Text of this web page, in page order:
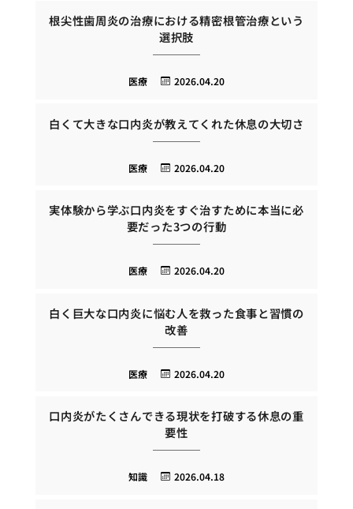
根尖性歯周炎の治療における精密根管治療という
選択肢
2026.04.20
医療
白くて大きな口内炎が教えてくれた休息の大切さ
2026.04.20
医療
実体験から学ぶ口内炎をすぐ治すために本当に必
要だった3つの行動
2026.04.20
医療
白く巨大な口内炎に悩む人を救った食事と習慣の
改善
2026.04.20
医療
口内炎がたくさんできる現状を打破する休息の重
要性
2026.04.18
知識